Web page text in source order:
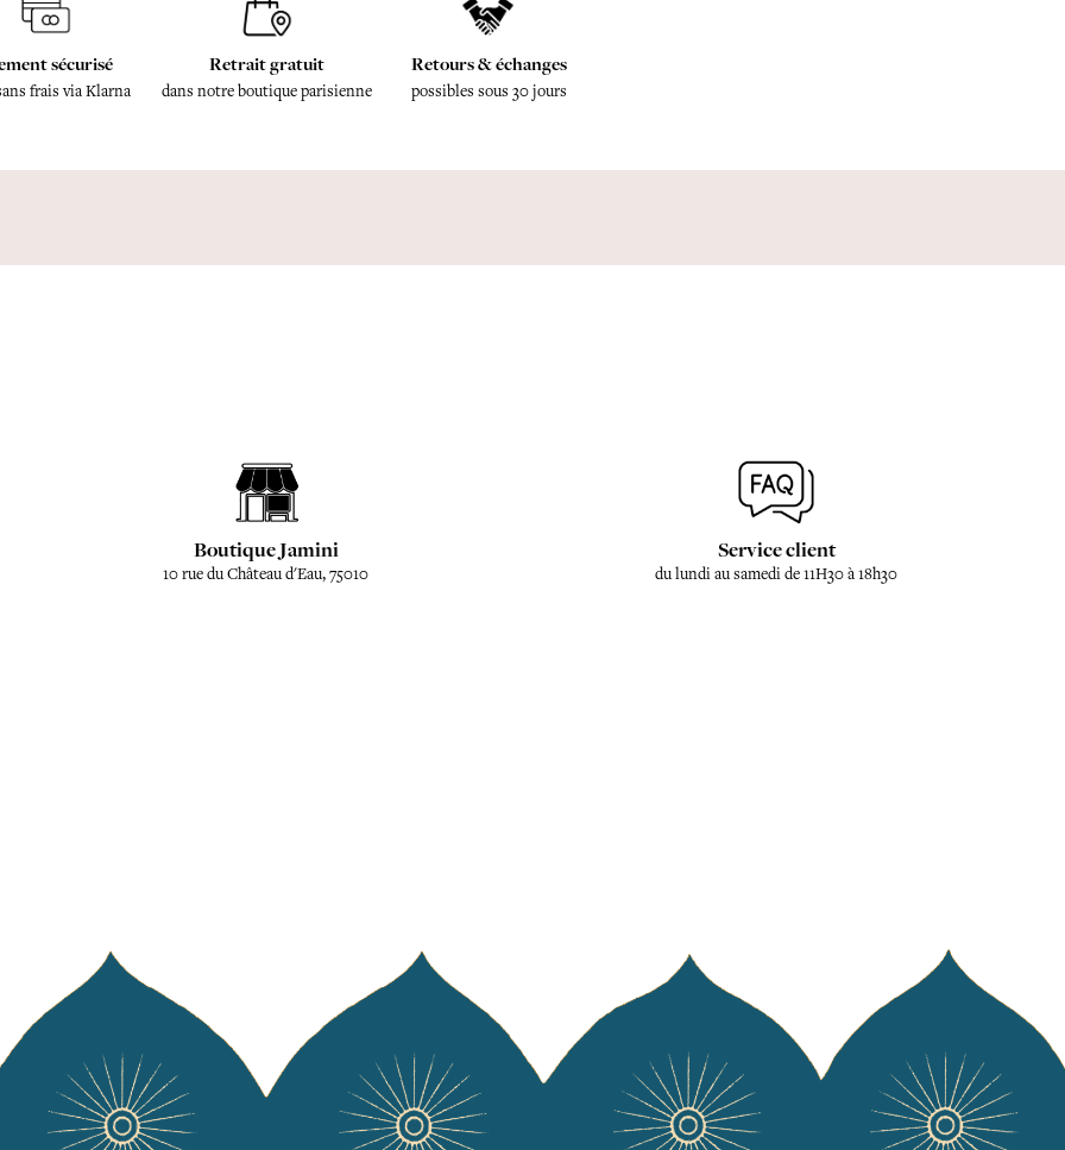
sécurisé
frais via Klarna
Retrait gratuit
dans notre boutique parisienne
Retours & échanges
possibles sous 30 jours
Boutique Jamini
10 rue du Château d'Eau, 75010
Service client
du lundi au samedi de 11H30 à 18h30